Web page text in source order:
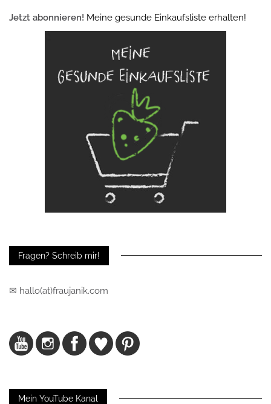
Jetzt abonnieren! Meine gesunde Einkaufsliste erhalten!
Fragen? Schreib mir!
✉ hallo(at)fraujanik.com
Mein YouTube Kanal